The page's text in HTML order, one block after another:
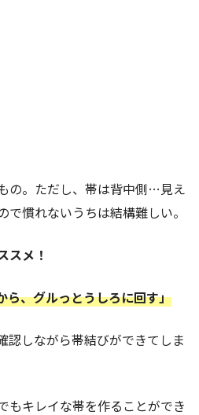
の。ただし、帯は背中側…見え
慣れないうちは結構難しい。
スメ！
ら、グルっとうしろに回す」
認しながら帯結びができてしま
もキレイな帯を作ることができ